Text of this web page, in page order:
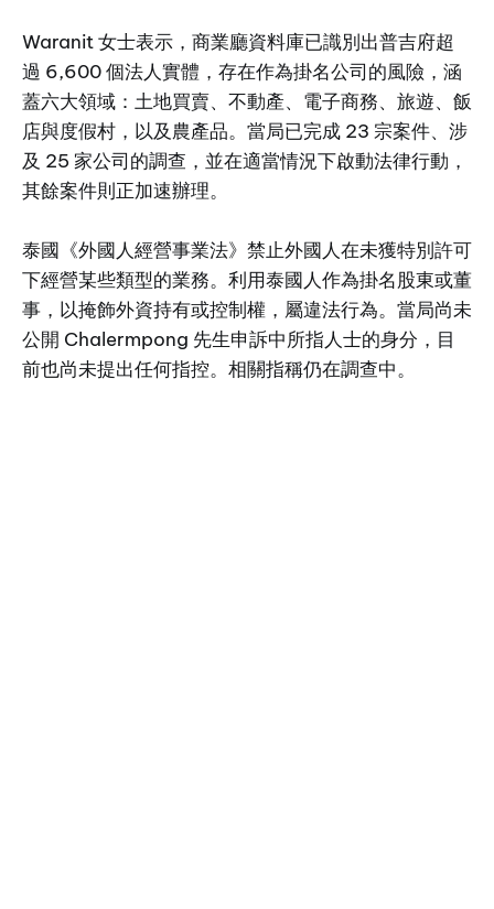
Waranit 女士表示，商業廳資料庫已識別出普吉府超
過 6,600 個法人實體，存在作為掛名公司的風險，涵
蓋六大領域：土地買賣、不動產、電子商務、旅遊、飯
店與度假村，以及農產品。當局已完成 23 宗案件、涉
及 25 家公司的調查，並在適當情況下啟動法律行動，
其餘案件則正加速辦理。
泰國《外國人經營事業法》禁止外國人在未獲特別許可
下經營某些類型的業務。利用泰國人作為掛名股東或董
事，以掩飾外資持有或控制權，屬違法行為。當局尚未
公開 Chalermpong 先生申訴中所指人士的身分，目
前也尚未提出任何指控。相關指稱仍在調查中。